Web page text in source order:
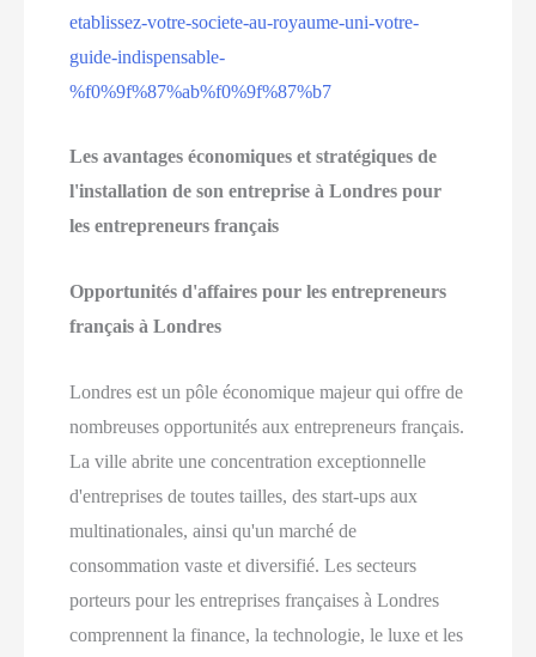
etablissez-votre-societe-au-royaume-uni-votre-
guide-indispensable-
%f0%9f%87%ab%f0%9f%87%b7
Les avantages économiques et stratégiques de
l'installation de son entreprise à Londres pour
les entrepreneurs français
Opportunités d'affaires pour les entrepreneurs
français à Londres
Londres est un pôle économique majeur qui offre de
nombreuses opportunités aux entrepreneurs français.
La ville abrite une concentration exceptionnelle
d'entreprises de toutes tailles, des start-ups aux
multinationales, ainsi qu'un marché de
consommation vaste et diversifié. Les secteurs
porteurs pour les entreprises françaises à Londres
comprennent la finance, la technologie, le luxe et les